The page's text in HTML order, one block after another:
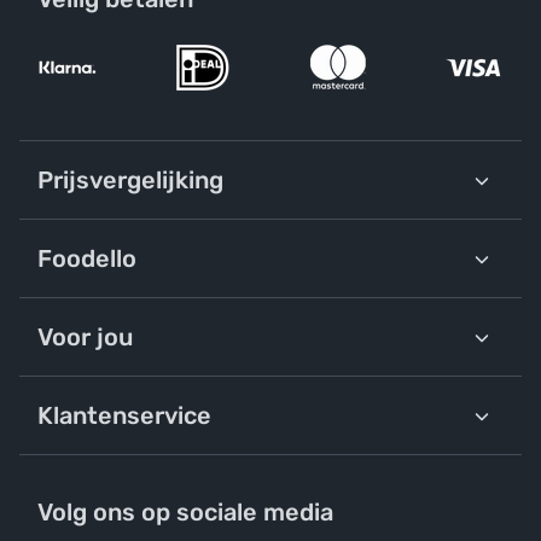
Prijsvergelijking
Foodello
Voor jou
Klantenservice
Volg ons op sociale media